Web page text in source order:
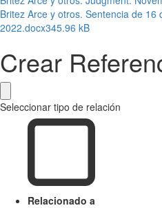
Britez Arce y otros. Sentencia de 16
2022.docx345.96 kB
Crear
Seleccionar tipo de relación
Relacionado a